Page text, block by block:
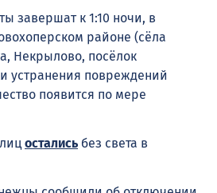
завершат к 1:10 ночи, в
районе (сёла
Некрылово, посёлок
устранения повреждений
появится по мере
остались без света в